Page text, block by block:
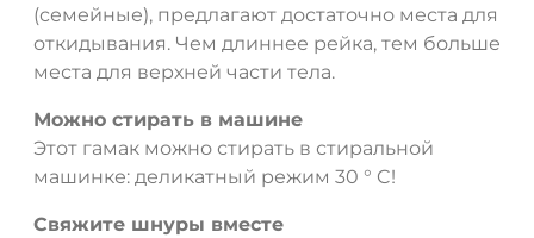
(семейные), предлагают достаточно места для
откидывания. Чем длиннее рейка, тем больше
места для верхней части тела.
Можно стирать в машине
Этот гамак можно стирать в стиральной
машинке: деликатный режим 30 ° C!
Свяжите шнуры вместе